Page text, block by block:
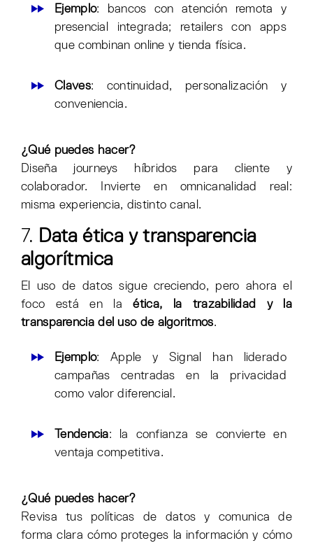
Ejemplo: bancos con atención remota y
presencial integrada; retailers con apps
que combinan online y tienda física.
Claves: continuidad, personalización y
conveniencia.
¿Qué puedes hacer?
Diseña journeys híbridos para cliente y
colaborador. Invierte en omnicanalidad real:
misma experiencia, distinto canal.
7. Data ética y transparencia
algorítmica
El uso de datos sigue creciendo, pero ahora el
foco está en laética, la trazabilidad y la
transparencia del uso de algoritmos.
Ejemplo: Apple y Signal han liderado
campañas centradas en la privacidad
como valor diferencial.
Tendencia: la confianza se convierte en
ventaja competitiva.
¿Qué puedes hacer?
Revisa tus políticas de datos y comunica de
forma clara cómo proteges la información y cómo